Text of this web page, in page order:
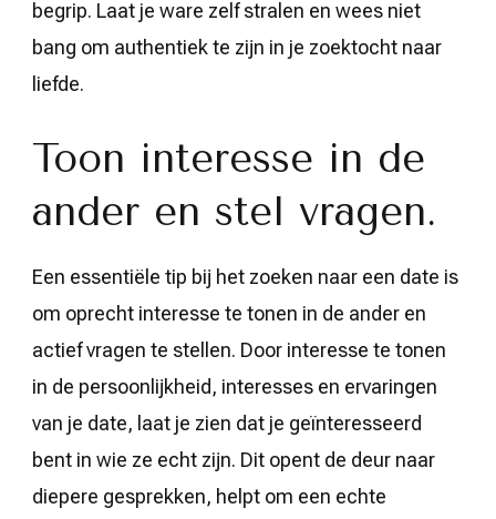
begrip. Laat je ware zelf stralen en wees niet
bang om authentiek te zijn in je zoektocht naar
liefde.
Toon interesse in de
ander en stel vragen.
Een essentiële tip bij het zoeken naar een date is
om oprecht interesse te tonen in de ander en
actief vragen te stellen. Door interesse te tonen
in de persoonlijkheid, interesses en ervaringen
van je date, laat je zien dat je geïnteresseerd
bent in wie ze echt zijn. Dit opent de deur naar
diepere gesprekken, helpt om een echte